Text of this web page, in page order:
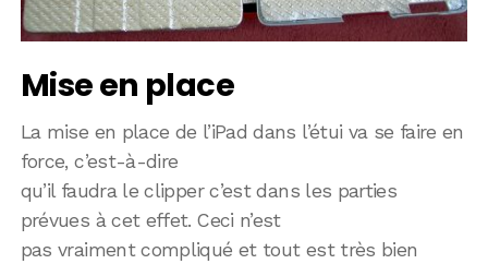
Mise en place
La mise en place de l’iPad dans l’étui va se faire en
force, c’est-à-dire
qu’il faudra le clipper c’est dans les parties
prévues à cet effet. Ceci n’est
pas vraiment compliqué et tout est très bien